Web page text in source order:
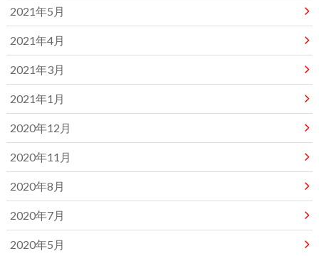
2021年5月
2021年4月
2021年3月
2021年1月
2020年12月
2020年11月
2020年8月
2020年7月
2020年5月